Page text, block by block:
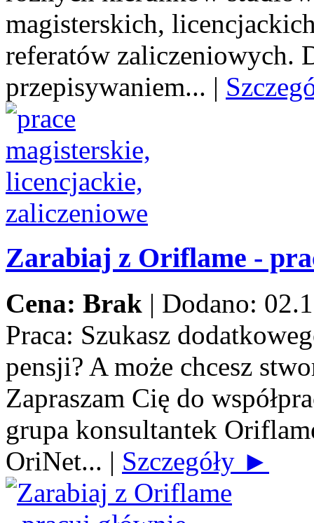
magisterskich,
referatów zaliczeniowych.
przepisywaniem... |
Zarabiaj z Oriflame -
Cena: Brak | Dodano:
Praca: Szukasz
pensji? A może chcesz
Zapraszam Cię do
grupa konsultantek
OriNet... | Szczegóły ►